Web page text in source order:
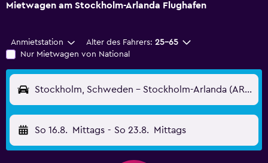
Mietwagen am Stockholm-Arlanda Flughafen
Anmietstation Alter des Fahrers: 25-65
Nur Mietwagen von National
Stockholm, Schweden - Stockholm-Arlanda (ARN)
So 16.8. Mittags - So 23.8. Mittags